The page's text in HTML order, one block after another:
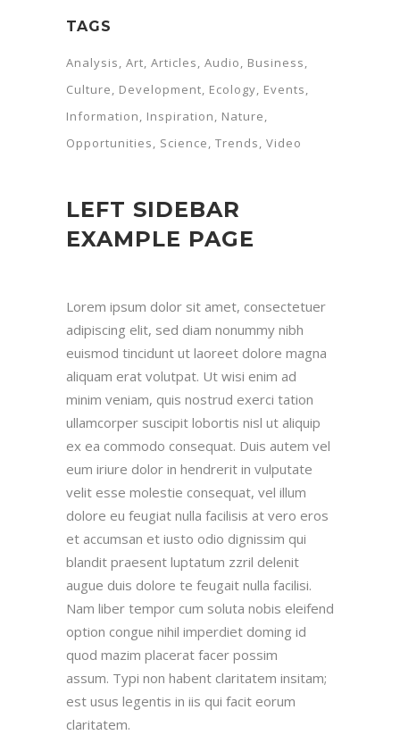
TAGS
Analysis Art Articles Audio
Business
Culture
Development Ecology Events
Information
Inspiration
Nature
Opportunities
Science Trends Video
LEFT SIDEBAR
EXAMPLE PAGE
Lorem ipsum dolor sit amet, consectetuer
adipiscing elit, sed diam nonummy nibh
euismod tincidunt ut laoreet dolore magna
aliquam erat volutpat. Ut wisi enim ad
minim veniam, quis nostrud exerci tation
ullamcorper suscipit lobortis nisl ut aliquip
ex ea commodo consequat. Duis autem vel
eum iriure dolor in hendrerit in vulputate
velit esse molestie consequat, vel illum
dolore eu feugiat nulla facilisis at vero eros
et accumsan et iusto odio dignissim qui
blandit praesent luptatum zzril delenit
augue duis dolore te feugait nulla facilisi.
Nam liber tempor cum soluta nobis eleifend
option congue nihil imperdiet doming id
quod mazim placerat facer possim
assum. Typi non habent claritatem insitam;
est usus legentis in iis qui facit eorum
claritatem.